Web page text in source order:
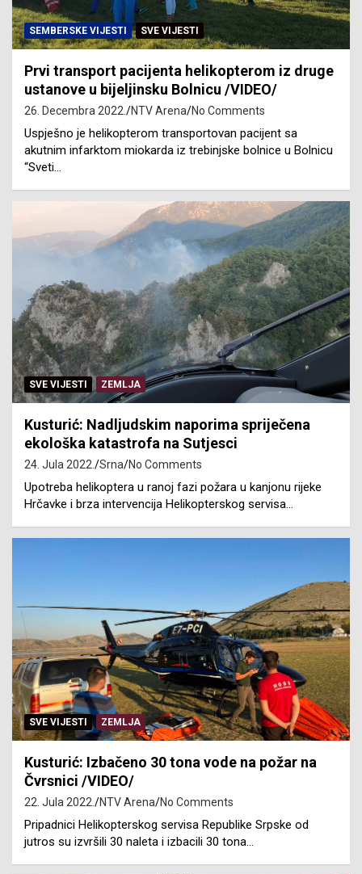
SEMBERSKE VIJESTI SVE VIJESTI
Prvi transport pacijenta helikopterom iz druge
ustanove u bijeljinsku Bolnicu /VIDEO/
26. Decembra 2022. NTV Arena No Comments
Uspješno je helikopterom transportovan pacijent sa
akutnim infarktom miokarda iz trebinjske bolnice u Bolnicu
“Sveti…
SVE VIJESTI ZEMLJA
Kusturić: Nadljudskim naporima spriječena
ekološka katastrofa na Sutjesci
24. Jula 2022. Srna No Comments
Upotreba helikoptera u ranoj fazi požara u kanjonu rijeke
Hrčavke i brza intervencija Helikopterskog servisa…
SVE VIJESTI ZEMLJA
Kusturić: Izbačeno 30 tona vode na požar na
Čvrsnici /VIDEO/
22. Jula 2022. NTV Arena No Comments
Pripadnici Helikopterskog servisa Republike Srpske od
jutros su izvršili 30 naleta i izbacili 30 tona…